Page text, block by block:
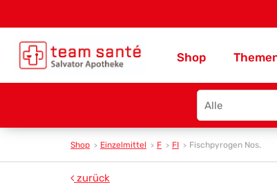
Shop
Search
type
Shop Einzelmittel F FI Fischpyrogen Nos.
zurück